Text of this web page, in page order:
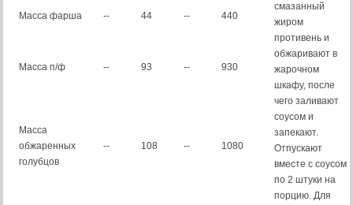
смазанный
жиром
противень и
обжаривают в
жарочном
шкафу, после
чего заливают
соусом и
запекают.
Отпускают
вместе с соусом
по 2 штуки на
порцию. Для
Масса фарша -- 44 -- 440
Масса п/ф -- 93 -- 930
Масса
обжаренных
голубцов
-- 108 -- 1080